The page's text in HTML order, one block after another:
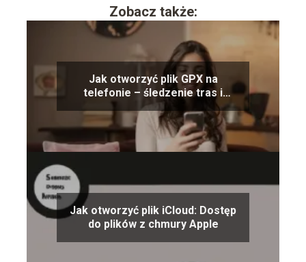
Zobacz także:
Jak otworzyć plik GPX na
telefonie – śledzenie tras i
aktywności outdoor
Jak otworzyć plik iCloud: Dostęp
do plików z chmury Apple